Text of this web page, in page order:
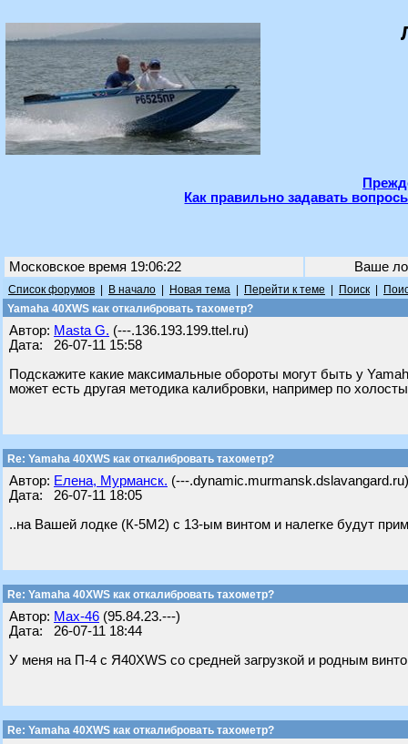
Как правильно задавать
Московское время 19:06:22 Ваше
Список форумов В начало Новая тема Перейти к теме Поиск
Yamaha 40XWS как откалибровать тахометр?
Автор: Masta G. (---.136.193.199.ttel.ru)
Дата: 26-07-11 15:58
Подскажите какие максимальные обороты могут быть у
может есть другая методика калибровки, например по
Re: Yamaha 40XWS как откалибровать тахометр?
Автор: Елена, Мурманск. (---.dynamic.murmansk.dslavangard.ru)
Дата: 26-07-11 18:05
..на Вашей лодке (К-5М2) с 13-ым винтом и налегке будут
Re: Yamaha 40XWS как откалибровать тахометр?
Автор: Max-46 (95.84.23.---)
Дата: 26-07-11 18:44
У меня на П-4 с Я40XWS со средней загрузкой и родным
Re: Yamaha 40XWS как откалибровать тахометр?